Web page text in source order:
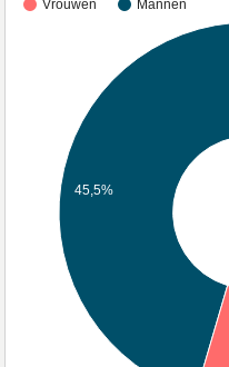
Vrouwen Mannen
45,5%